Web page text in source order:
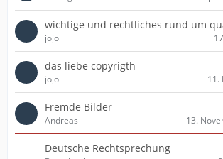
wichtige und rechtliches rund um
jojo
das liebe copyrigth
jojo
11.
Fremde Bilder
Andreas
13.
Deutsche Rechtsprechung